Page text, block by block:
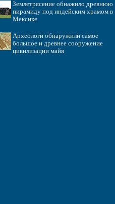
Землетрясение обнажило древнюю
пирамиду под индейским храмом в
Мексике
Археологи обнаружили самое
большое и древнее сооружение
цивилизации майя